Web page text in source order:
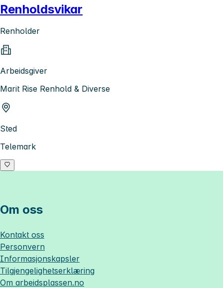
Renholdsvikar
Renholder
Arbeidsgiver
Marit Rise Renhold & Diverse
Sted
Telemark
Om oss
Kontakt oss
Personvern
Informasjonskapsler
Tilgjengelighetserklæring
Om arbeidsplassen.no